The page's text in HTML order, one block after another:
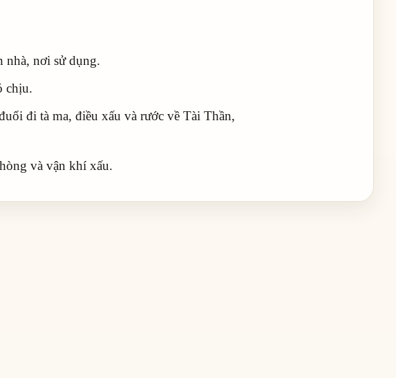
nhà, nơi sử dụng.
chịu.
đi tà ma, điều xấu và rước về Tài Thần,
và vận khí xấu.